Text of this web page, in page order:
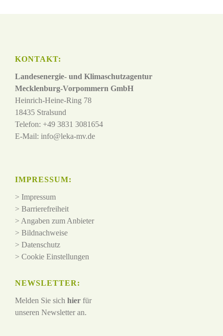
KONTAKT:
Landesenergie- und Klimaschutzagentur
Mecklenburg-Vorpommern GmbH
Heinrich-Heine-Ring 78
18435 Stralsund
Telefon: +49 3831 3081654
E-Mail: info@leka-mv.de
IMPRESSUM:
> Impressum
> Barrierefreiheit
> Angaben zum Anbieter
> Bildnachweise
> Datenschutz
> Cookie Einstellungen
NEWSLETTER:
Melden Sie sich hier für
unseren Newsletter an.